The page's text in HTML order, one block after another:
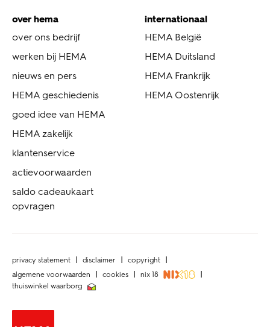
over hema
over ons bedrijf
werken bij HEMA
nieuws en pers
HEMA geschiedenis
goed idee van HEMA
HEMA zakelijk
klantenservice
actievoorwaarden
saldo cadeaukaart
opvragen
internationaal
HEMA België
HEMA Duitsland
HEMA Frankrijk
HEMA Oostenrijk
privacy statement disclaimer
copyright
algemene voorwaarden
cookies
nix 18
thuiswinkel waarborg